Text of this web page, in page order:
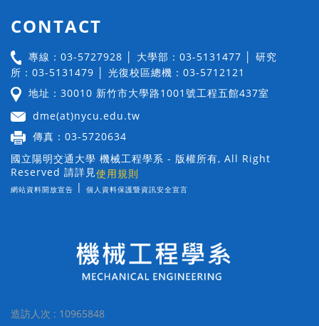
CONTACT
專線：03-5727928 │ 大學部：03-5131477 │ 研究
所：03-5131479 │ 光復校區總機：03-5712121
地址：30010 新竹市大學路1001號工程五館437室
dme(at)nycu.edu.tw
傳真：03-5720634
國立陽明交通大學 機械工程學系 - 版權所有, All Right
Reserved 請詳見使用規則
網站資料開放宣告 | 個人資料保護暨資訊安全宣言
造訪人次 : 10965848